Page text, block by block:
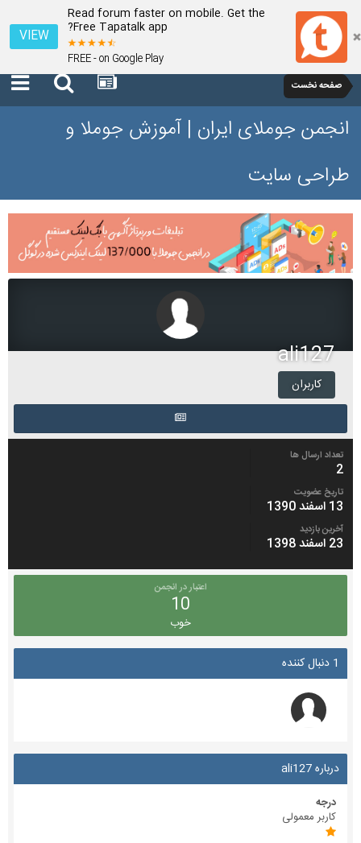
Read forum faster on mobile. Get the
Free Tapatalk app?
FREE - on Google Play
VIEW
صفحه نخست
انجمن جوملای ایران | آموزش جوملا و
طراحی سایت
ali127
کاربران
تعداد ارسال ها
2
تاریخ عضویت
13 اسفند 1390
آخرین بازدید
23 اسفند 1398
اعتبار در انجمن
10
خوب
1 دنبال کننده
درباره ali127
درجه
کاربر معمولی